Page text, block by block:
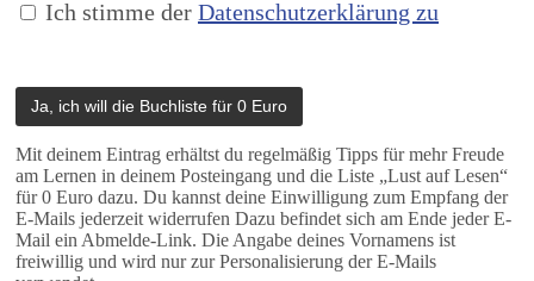
Ich stimme der Datenschutzerklärung zu
Mit deinem Eintrag erhältst du regelmäßig Tipps für mehr Freude
am Lernen in deinem Posteingang und die Liste „Lust auf Lesen“
für 0 Euro dazu. Du kannst deine Einwilligung zum Empfang der
E-Mails jederzeit widerrufen Dazu befindet sich am Ende jeder E-
Mail ein Abmelde-Link. Die Angabe deines Vornamens ist
freiwillig und wird nur zur Personalisierung der E-Mails